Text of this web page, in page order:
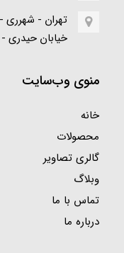
تهران - شهرری
خیابان حیدری -
منوی وب‌سایت
خانه
محصولات
گالری تصاویر
وبلاگ
تماس با ما
درباره ما